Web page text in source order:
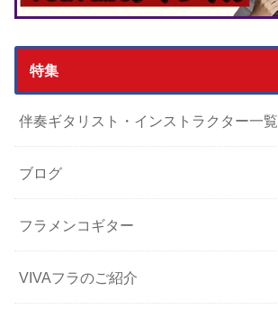
特集
伴奏ギタリスト・インストラクター一覧
ブログ
フラメンコギター
VIVAフラのご紹介